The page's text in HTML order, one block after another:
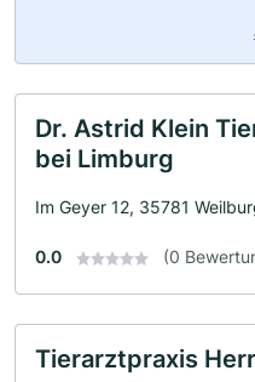
Dr. Astrid Klein
bei Limburg
Im Geyer 12, 35781
0.0 (0
Tierarztpraxis